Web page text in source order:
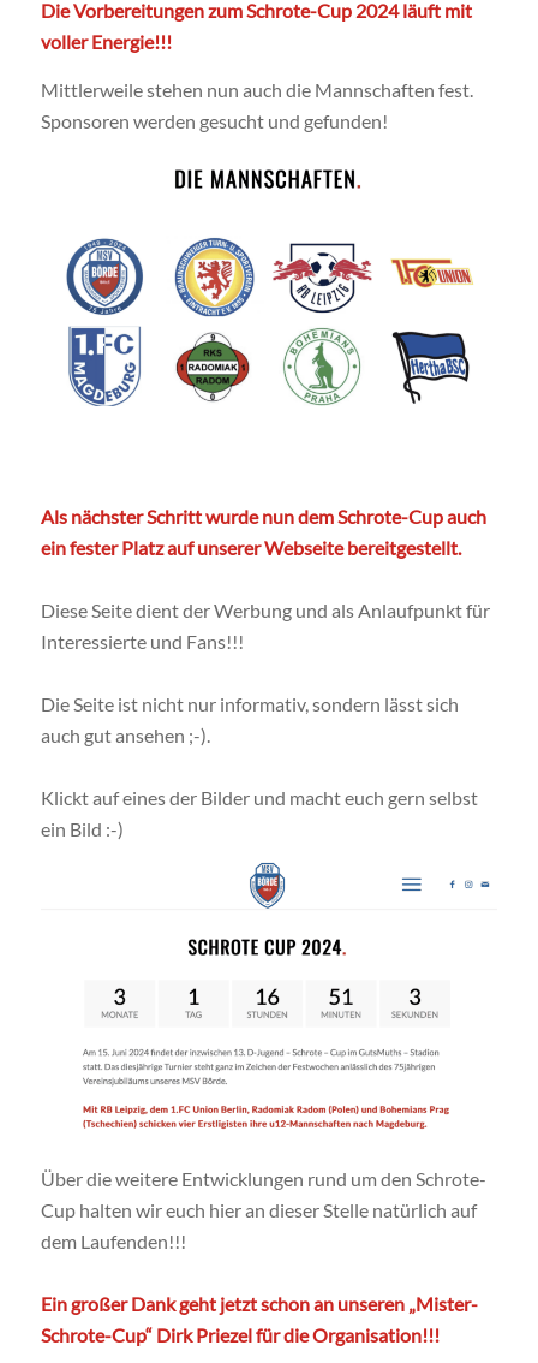
Die Vorbereitungen zum Schrote-Cup 2024 läuft mit
voller Energie!!!
Mittlerweile stehen nun auch die Mannschaften fest.
Sponsoren werden gesucht und gefunden!
Als nächster Schritt wurde nun dem Schrote-Cup auch
ein fester Platz auf unserer Webseite bereitgestellt.
Diese Seite dient der Werbung und als Anlaufpunkt für
Interessierte und Fans!!!
Die Seite ist nicht nur informativ, sondern lässt sich
auch gut ansehen ;-).
Klickt auf eines der Bilder und macht euch gern selbst
ein Bild :-)
Über die weitere Entwicklungen rund um den Schrote-
Cup halten wir euch hier an dieser Stelle natürlich auf
dem Laufenden!!!
Ein großer Dank geht jetzt schon an unseren „Mister-
Schrote-Cup“ Dirk Priezel für die Organisation!!!